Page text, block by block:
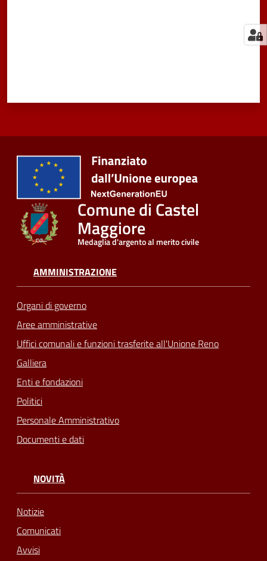
Comune di Castel
Maggiore
Medaglia d'argento al merito civile
AMMINISTRAZIONE
Organi di governo
Aree amministrative
Uffici comunali e funzioni trasferite all'Unione Reno
Galliera
Enti e fondazioni
Politici
Personale Amministrativo
Documenti e dati
NOVITÀ
Notizie
Comunicati
Avvisi